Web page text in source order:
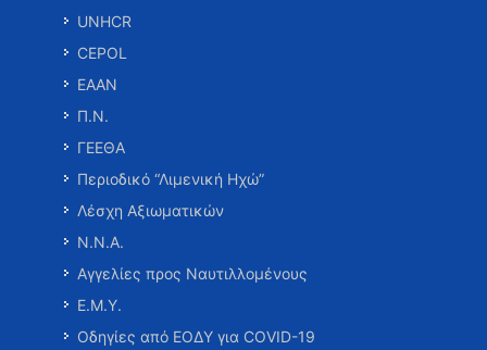
UNHCR
CEPOL
ΕΑΑΝ
Π.Ν.
ΓΕΕΘΑ
Περιοδικό “Λιμενική Ηχώ”
Λέσχη Αξιωματικών
Ν.Ν.Α.
Αγγελίες προς Ναυτιλλομένους
Ε.Μ.Υ.
Οδηγίες από ΕΟΔΥ για COVID-19